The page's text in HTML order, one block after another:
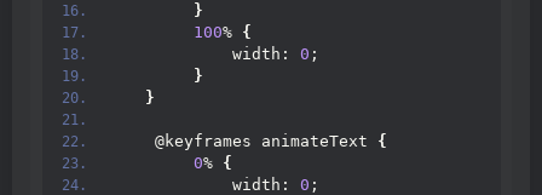
}
100% {
            width:
0 ;
}
}
    @keyframes animateText
{
0% {
            width:
0 ;